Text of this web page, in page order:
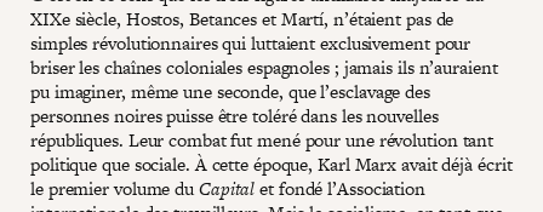
XIXe siècle, Hostos, Betances et Martí, n’étaient pas de
simples révolutionnaires qui luttaient exclusivement pour
briser les chaînes coloniales espagnoles ; jamais ils n’auraient
pu imaginer, même une seconde, que l’esclavage des
personnes noires puisse être toléré dans les nouvelles
républiques. Leur combat fut mené pour une révolution tant
politique que sociale. À cette époque, Karl Marx avait déjà écrit
le premier volume duCapitalet fondé l’Association